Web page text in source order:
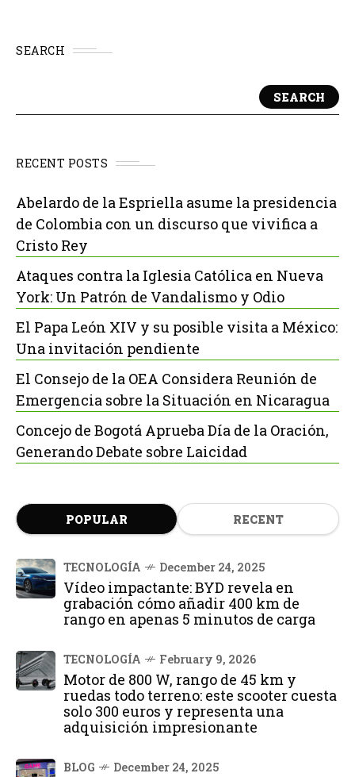
SEARCH
SEARCH
RECENT POSTS
Abelardo de la Espriella asume la presidencia
de Colombia con un discurso que vivifica a
Cristo Rey
Ataques contra la Iglesia Católica en Nueva
York: Un Patrón de Vandalismo y Odio
El Papa León XIV y su posible visita a México:
Una invitación pendiente
El Consejo de la OEA Considera Reunión de
Emergencia sobre la Situación en Nicaragua
Concejo de Bogotá Aprueba Día de la Oración,
Generando Debate sobre Laicidad
POPULAR RECENT
TECNOLOGÍA December 24, 2025
Vídeo impactante: BYD revela en
grabación cómo añadir 400 km de
rango en apenas 5 minutos de carga
TECNOLOGÍA February 9, 2026
Motor de 800 W, rango de 45 km y
ruedas todo terreno: este scooter cuesta
solo 300 euros y representa una
adquisición impresionante
BLOG December 24, 2025